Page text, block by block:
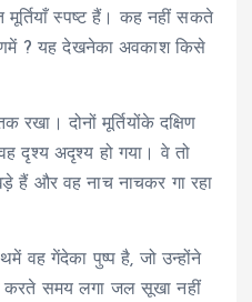
मूर्तियाँ स्पष्ट हैं। कह नहीं सकते
? यह देखनेका अवकाश किसे
रखा। दोनों मूर्तियोंके दक्षिण
दृश्य अदृश्य हो गया। वे तो
हैं और वह नाच नाचकर गा रहा
वह गेंदेका पुष्प है, जो उन्होंने
करते समय लगा जल सूखा नहीं